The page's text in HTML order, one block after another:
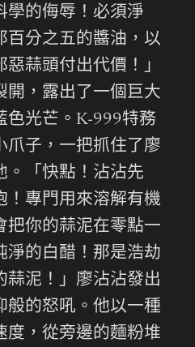
學的侮辱！必須淨
百分之五的醬油，以
蒜頭付出代價！」
開，露出了一個巨大
色光芒。K-999特務
爪子，一把抓住了廖
。「快點！沾沾先
！專門用來溶解有機
把你的蒜泥在零點一
淨的白醋！那是浩劫
蒜泥！」廖沾沾發出
般的怒吼。他以一種
度，從旁邊的麵粉堆